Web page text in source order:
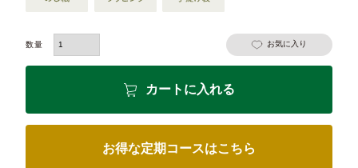
お気に入り
カートに入れる
お得な定期コースはこちら